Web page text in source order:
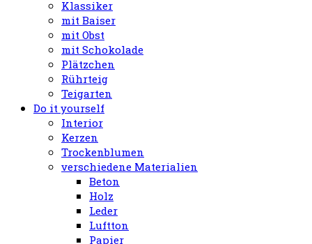
Klassiker
mit Baiser
mit Obst
mit Schokolade
Plätzchen
Rührteig
Teigarten
Do it yourself
Interior
Kerzen
Trockenblumen
verschiedene Materialien
Beton
Holz
Leder
Luftton
Papier